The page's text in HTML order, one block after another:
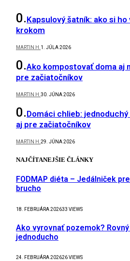
Kapsulový šatník: ako si
krokom
MARTIN H. 1. JÚLA 2026
Ako kompostovať doma aj
pre začiatočníkov
MARTIN H. 30. JÚNA 2026
Domáci chlieb: jednoduchý
aj pre začiatočníkov
MARTIN H. 29. JÚNA 2026
NAJČÍTANEJŠIE ČLÁNKY
FODMAP diéta – Jedálniček
brucho
18. FEBRUÁRA 202633 VIEWS
Ako vyrovnať pozemok?
jednoducho
24. FEBRUÁRA 202626VIEWS